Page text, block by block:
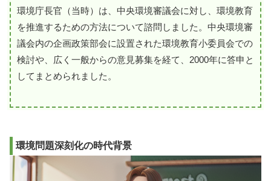
環境庁長官（当時）は、中央環境審議会に対し、環境教育
を推進するための方法について諮問しました。中央環境審
議会内の企画政策部会に設置された環境教育小委員会での
検討や、広く一般からの意見募集を経て、2000年に答申と
してまとめられました。
環境問題深刻化の時代背景